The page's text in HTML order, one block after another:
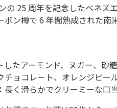
の 25 周年を記念したベネズ
ボン樽で 6 年間熟成された
したアーモンド、ヌガー、砂
チョコレート、オレンジピー
長く滑らかでクリーミーな